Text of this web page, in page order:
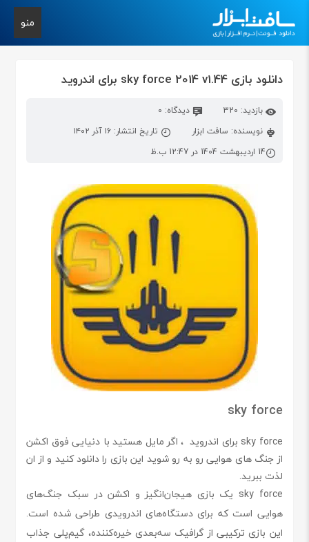
منو
دانلود بازی sky force 2014 v1.44 برای اندروید
بازدید: 320
دیدگاه: 0
نویسنده: سافت ابزار
تاریخ انتشار: ۱۶ آذر ۱۴۰۲
14 اردیبهشت 1404 در 12:47 ب.ظ
sky force
sky force برای اندروید
، اگر مایل هستید با دنیایی فوق اکشن
از جنگ های هوایی رو به رو شوید این بازی را دانلود کنید و از ان
لذت ببرید.
sky force یک بازی هیجان‌انگیز و اکشن در سبک جنگ‌های
هوایی است که برای دستگاه‌های اندرویدی طراحی شده است.
این بازی ترکیبی از گرافیک سه‌بعدی خیره‌کننده، گیم‌پلی جذاب